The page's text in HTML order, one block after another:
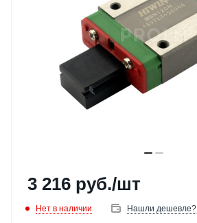
3 216 руб./шт
Нет в наличии Нашли дешевле?